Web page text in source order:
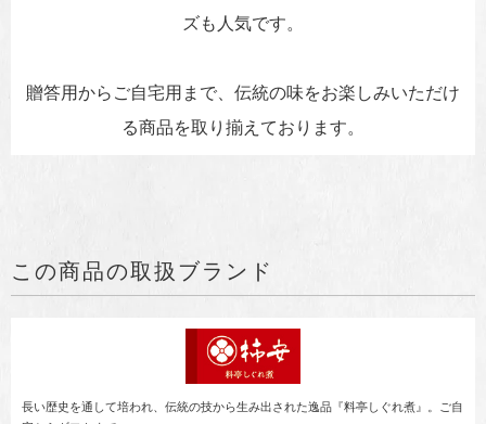
ズも人気です。
贈答用からご自宅用まで、伝統の味をお楽しみいただけ
る商品を取り揃えております。
この商品の取扱ブランド
長い歴史を通して培われ、伝統の技から生み出された逸品『料亭しぐれ煮』。ご自